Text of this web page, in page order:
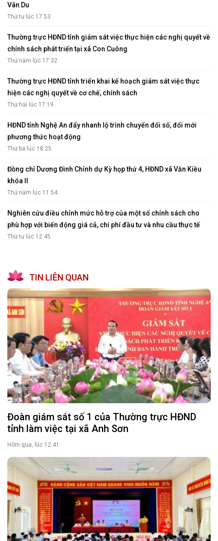
Vân Du
Thứ tư lúc 17:53
Thường trực HĐND tỉnh giám sát việc thực hiện các nghị quyết về
chính sách phát triển tại xã Con Cuông
Thứ năm lúc 17:32
Thường trực HĐND tỉnh triển khai kế hoạch giám sát việc thực
hiện các nghị quyết về cơ chế, chính sách
Thứ hai lúc 17:19
HĐND tỉnh Nghệ An đẩy nhanh lộ trình chuyển đổi số, đổi mới
phương thức hoạt động
Thứ ba lúc 18:25
Đồng chí Dương Đình Chỉnh dự Kỳ họp thứ 4, HĐND xã Văn Kiều
khóa II
Thứ năm lúc 11:54
Nghiên cứu điều chỉnh mức hỗ trợ của một số chính sách cho
phù hợp với biến động giá cả, chi phí đầu tư và nhu cầu thực tế
Thứ tư lúc 12:45
TIN LIÊN QUAN
Đoàn giám sát số 1 của Thường trực HĐND
tỉnh làm việc tại xã Anh Sơn
Hôm qua, lúc 12:41